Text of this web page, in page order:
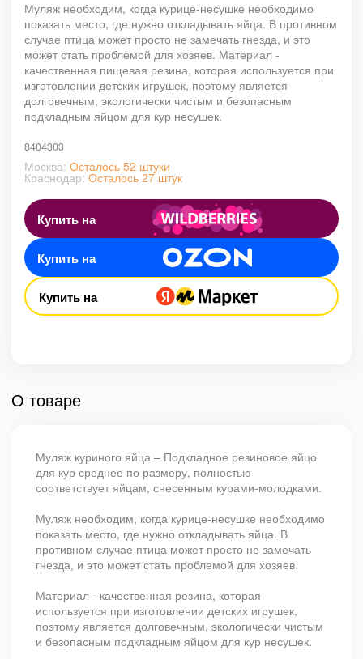
Муляж необходим, когда курице-несушке необходимо
показать место, где нужно откладывать яйца. В противном
случае птица может просто не замечать гнезда, и это
может стать проблемой для хозяев. Материал -
качественная пищевая резина, которая используется при
изготовлении детских игрушек, поэтому является
долговечным, экологически чистым и безопасным
подкладным яйцом для кур несушек.
8404303
Москва: Осталось 52 штуки
Краснодар: Осталось 27 штук
Купить на
Купить на
Купить на
О товаре
Муляж куриного яйца – Подкладное резиновое яйцо
для кур среднее по размеру, полностью
соответствует яйцам, снесенным курами-молодками.
Муляж необходим, когда курице-несушке необходимо
показать место, где нужно откладывать яйца. В
противном случае птица может просто не замечать
гнезда, и это может стать проблемой для хозяев.
Материал - качественная резина, которая
используется при изготовлении детских игрушек,
поэтому является долговечным, экологически чистым
и безопасным подкладным яйцом для кур несушек.